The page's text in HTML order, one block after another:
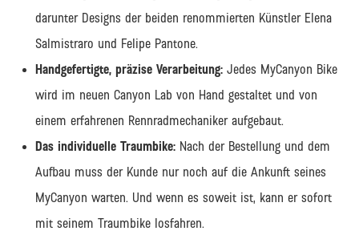
darunter Designs der beiden renommierten Künstler Elena
Salmistraro und Felipe Pantone.
Handgefertigte, präzise Verarbeitung: Jedes MyCanyon Bike
wird im neuen Canyon Lab von Hand gestaltet und von
einem erfahrenen Rennradmechaniker aufgebaut.
Das individuelle Traumbike: Nach der Bestellung und dem
Aufbau muss der Kunde nur noch auf die Ankunft seines
MyCanyon warten. Und wenn es soweit ist, kann er sofort
mit seinem Traumbike losfahren.